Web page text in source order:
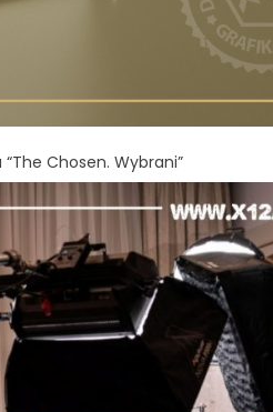
Chosen. Wybrani”